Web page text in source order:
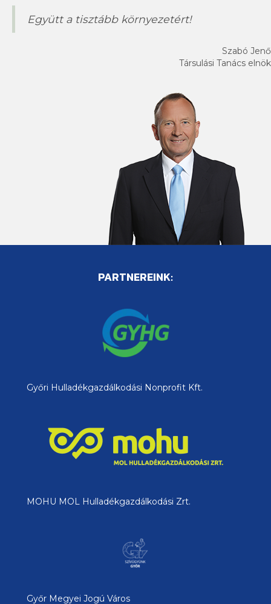
Együtt a tisztább környezetért!
Szabó Jenő
Társulási Tanács elnök
PARTNEREINK:
Győri Hulladékgazdálkodási Nonprofit Kft.
MOHU MOL Hulladékgazdálkodási Zrt.
Győr Megyei Jogú Város